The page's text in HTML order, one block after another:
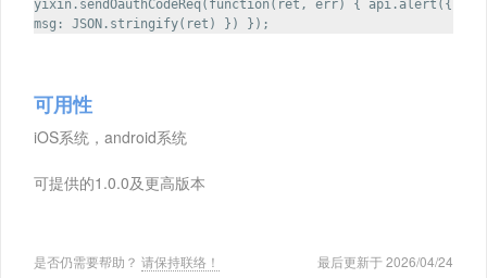
yixin.sendOauthCodeReq(function(ret, err) { api.alert({
msg: JSON.stringify(ret) }) });
可用性
iOS系统，android系统
可提供的1.0.0及更高版本
是否仍需要帮助？ 请保持联络！ 最后更新于 2026/04/24